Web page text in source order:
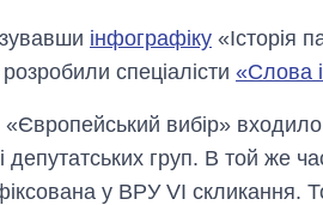
інфографіку «Історія
спеціалісти «Слова
«Європейський вибір»
депутатських груп. В той же
у ВРУ VI скликання.